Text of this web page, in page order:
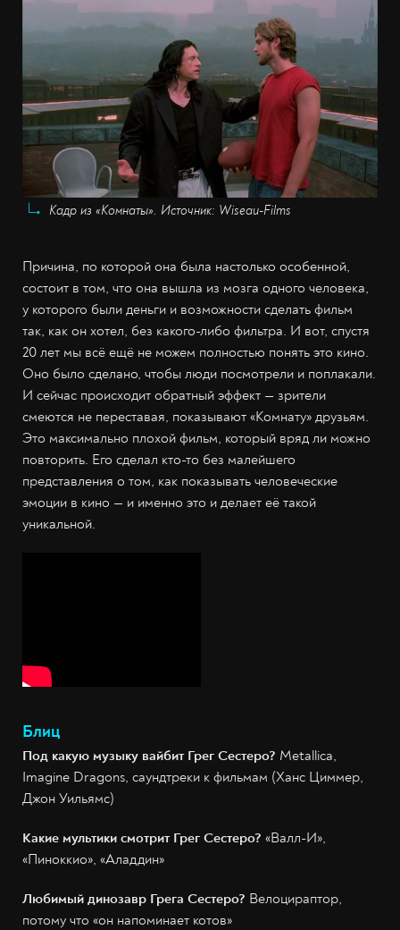
Кадр из «Комнаты». Источник: Wiseau-Films
Причина, по которой она была настолько особенной,
состоит в том, что она вышла из мозга одного человека,
у которого были деньги и возможности сделать фильм
так, как он хотел, без какого-либо фильтра. И вот, спустя
20 лет мы всё ещё не можем полностью понять это кино.
Оно было сделано, чтобы люди посмотрели и поплакали.
И сейчас происходит обратный эффект — зрители
смеются не переставая, показывают «Комнату» друзьям.
Это максимально плохой фильм, который вряд ли можно
повторить. Его сделал кто-то без малейшего
представления о том, как показывать человеческие
эмоции в кино — и именно это и делает её такой
уникальной.
Блиц
Под какую музыку вайбит Грег Сестеро? Metallica,
Imagine Dragons, саундтреки к фильмам (Ханс Циммер,
Джон Уильямс)
Какие мультики смотрит Грег Сестеро? «Валл-И»,
«Пиноккио», «Аладдин»
Любимый динозавр Грега Сестеро? Велоцираптор,
потому что «он напоминает котов»